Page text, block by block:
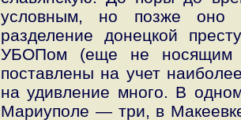
условным, но позже оно
разделение донецкой
УБОПом (еще не носящим
поставлены на учет
на удивление много. В
Мариуполе — три, в